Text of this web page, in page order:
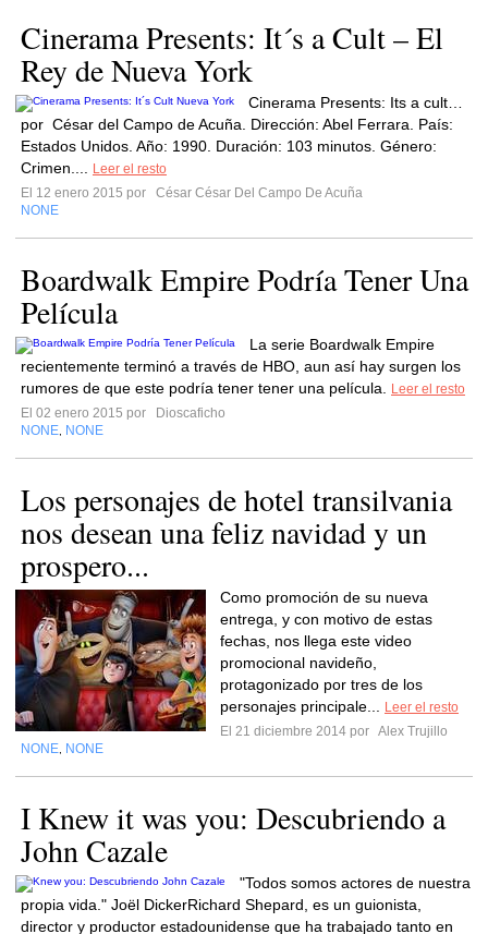
Cinerama Presents: It´s a Cult – El
Rey de Nueva York
Cinerama Presents: Its a cult…
por César del Campo de Acuña. Dirección: Abel Ferrara. País:
Estados Unidos. Año: 1990. Duración: 103 minutos. Género:
Crimen....
Leer el resto
El 12 enero 2015 por
César César Del Campo De Acuña
NONE
Boardwalk Empire Podría Tener Una
Película
La serie Boardwalk Empire
recientemente terminó a través de HBO, aun así hay surgen los
rumores de que este podría tener tener una película.
Leer el resto
El 02 enero 2015 por
Dioscaficho
NONE NONE
Los personajes de hotel transilvania
nos desean una feliz navidad y un
prospero...
Como promoción de su nueva
entrega, y con motivo de estas
fechas, nos llega este video
promocional navideño,
protagonizado por tres de los
personajes principale...
Leer el resto
El 21 diciembre 2014 por Alex Trujillo
NONE NONE
I Knew it was you: Descubriendo a
John Cazale
"Todos somos actores de nuestra
propia vida." Joël DickerRichard Shepard, es un guionista,
director y productor estadounidense que ha trabajado tanto en